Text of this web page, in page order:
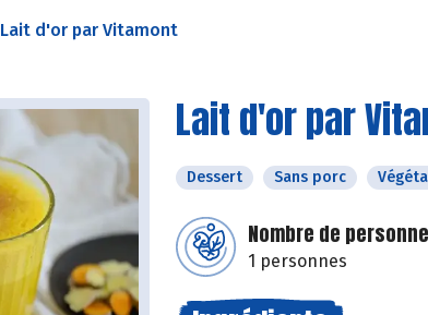
Lait d'or par Vitamont
Lait d'or par
Dessert Sans porc
Nombre de
1 personnes